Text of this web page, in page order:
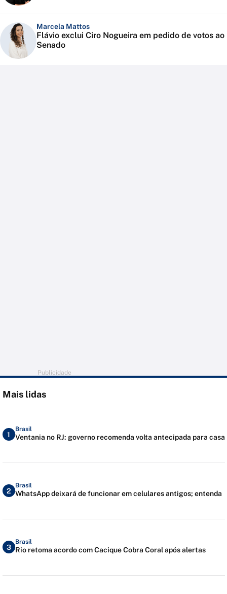
Marcela Mattos
Flávio exclui Ciro Nogueira em pedido de votos ao
Senado
Publicidade
Mais lidas
1
Brasil
Ventania no RJ: governo recomenda volta antecipada para casa
2
Brasil
WhatsApp deixará de funcionar em celulares antigos; entenda
3
Brasil
Rio retoma acordo com Cacique Cobra Coral após alertas